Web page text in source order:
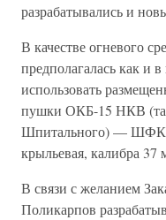
разрабатывались и
В качестве огневого
предполагалась как и
использовать
пушки ОКБ-15 НКВ
Шпитального) — ШФК-
крыльевая, калибра 37
В связи с желанием
Поликарпов